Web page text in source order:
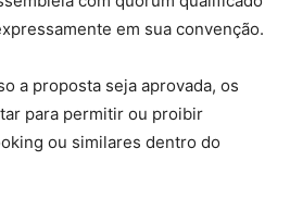
em sua convenção.
a proposta seja aprovada, os
para permitir ou proibir
ou similares dentro do